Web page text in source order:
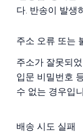
다. 반송이 발생
주소 오류 또는
주소가 잘못되
입문 비밀번호
수 없는 경우입
배송 시도 실패